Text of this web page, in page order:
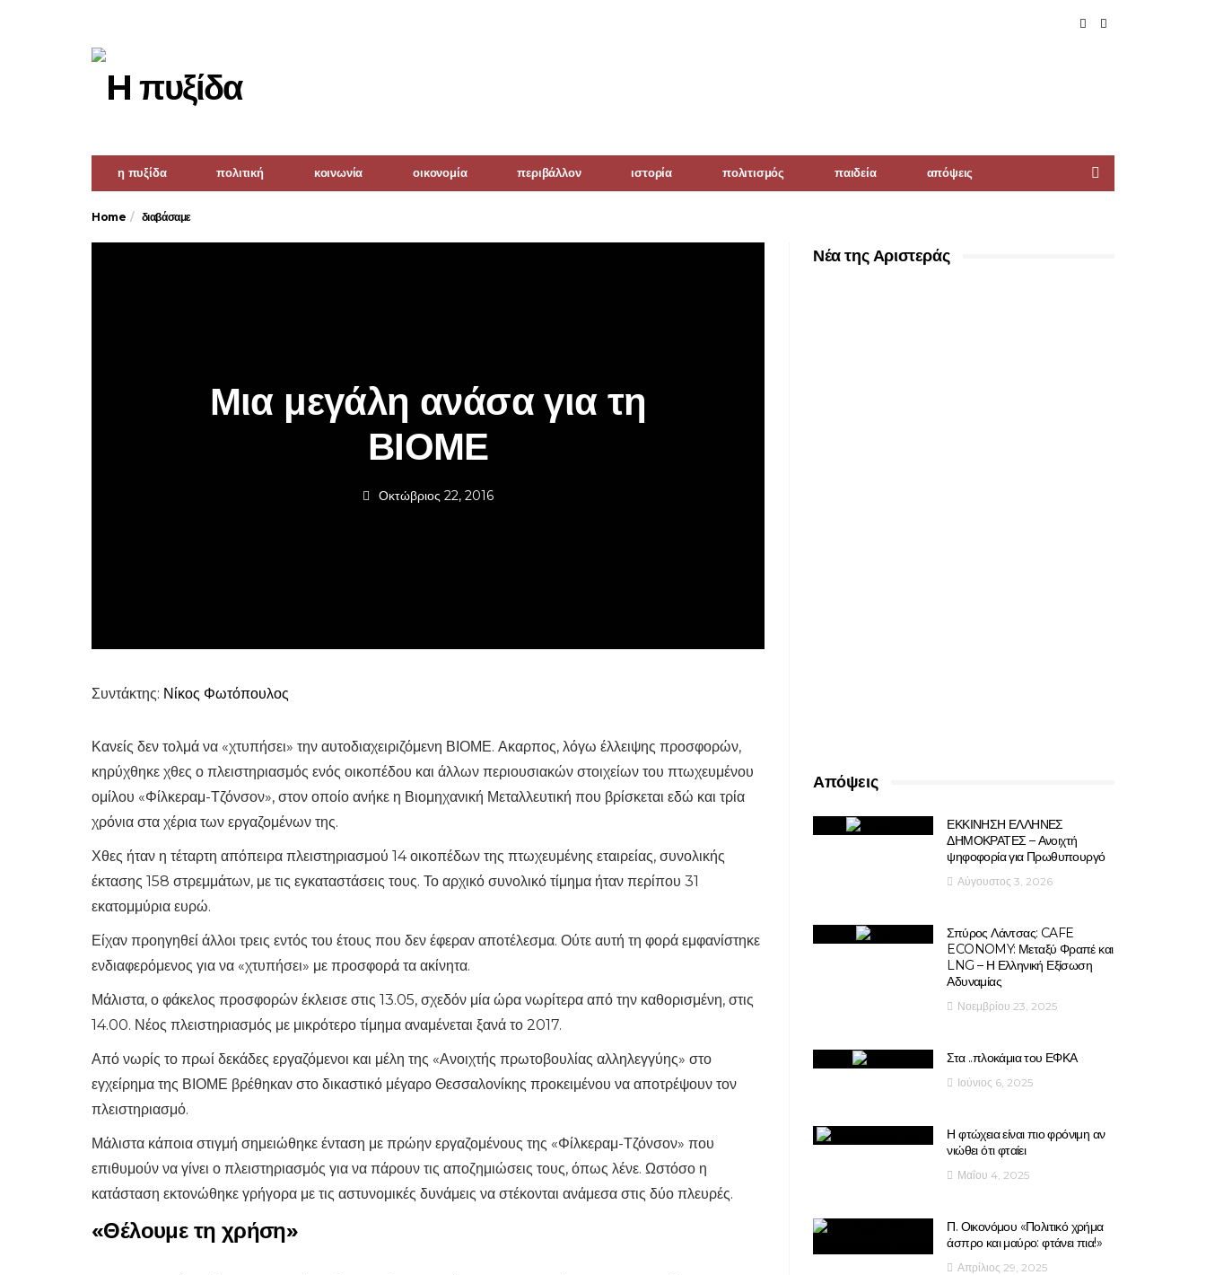
η πυξίδα πολιτική κοινωνία οικονομία περιβάλλον ιστορία πολιτισμός παιδεία απόψεις
Home διαβάσαμε
Μια μεγάλη ανάσα για τη
ΒΙΟΜΕ
Οκτώβριος 22, 2016
Συντάκτης: Νίκος Φωτόπουλος
Κανείς δεν τολμά να «χτυπήσει» την αυτοδιαχειριζόμενη ΒΙΟΜΕ. Ακαρπος, λόγω έλλειψης προσφορών,
κηρύχθηκε χθες ο πλειστηριασμός ενός οικοπέδου και άλλων περιουσιακών στοιχείων του πτωχευμένου
ομίλου «Φίλκεραμ-Τζόνσον», στον οποίο ανήκε η Βιομηχανική Μεταλλευτική που βρίσκεται εδώ και τρία
χρόνια στα χέρια των εργαζομένων της.
Χθες ήταν η τέταρτη απόπειρα πλειστηριασμού 14 οικοπέδων της πτωχευμένης εταιρείας, συνολικής
έκτασης 158 στρεμμάτων, με τις εγκαταστάσεις τους. Το αρχικό συνολικό τίμημα ήταν περίπου 31
εκατομμύρια ευρώ.
Είχαν προηγηθεί άλλοι τρεις εντός του έτους που δεν έφεραν αποτέλεσμα. Ούτε αυτή τη φορά εμφανίστηκε
ενδιαφερόμενος για να «χτυπήσει» με προσφορά τα ακίνητα.
Μάλιστα, ο φάκελος προσφορών έκλεισε στις 13.05, σχεδόν μία ώρα νωρίτερα από την καθορισμένη, στις
14.00. Νέος πλειστηριασμός με μικρότερο τίμημα αναμένεται ξανά το 2017.
Από νωρίς το πρωί δεκάδες εργαζόμενοι και μέλη της «Ανοιχτής πρωτοβουλίας αλληλεγγύης» στο
εγχείρημα της ΒΙΟΜΕ βρέθηκαν στο δικαστικό μέγαρο Θεσσαλονίκης προκειμένου να αποτρέψουν τον
πλειστηριασμό.
Μάλιστα κάποια στιγμή σημειώθηκε ένταση με πρώην εργαζομένους της «Φίλκεραμ-Τζόνσον» που
επιθυμούν να γίνει ο πλειστηριασμός για να πάρουν τις αποζημιώσεις τους, όπως λένε. Ωστόσο η
κατάσταση εκτονώθηκε γρήγορα με τις αστυνομικές δυνάμεις να στέκονται ανάμεσα στις δύο πλευρές.
«Θέλουμε τη χρήση»
Νέα της Αριστεράς
Απόψεις
ΕΚΚΙΝΗΣΗ ΕΛΛΗΝΕΣ
ΔΗΜΟΚΡΑΤΕΣ – Ανοιχτή
ψηφοφορία για Πρωθυπουργό
Αύγουστος 3, 2026
Σπύρος Λάντσας: CAFE
ECONOMY: Μεταξύ Φραπέ και
LNG – Η Ελληνική Εξίσωση
Αδυναμίας
Νοεμβρίου 23, 2025
Στα ..πλοκάμια του ΕΦΚΑ
Ιούνιος 6, 2025
Η φτώχεια είναι πιο φρόνιμη αν
νιώθει ότι φταίει
Μαΐου 4, 2025
Π. Οικονόμου «Πολιτικό χρήμα
άσπρο και μαύρο: φτάνει πια!»
Απρίλιος 29, 2025